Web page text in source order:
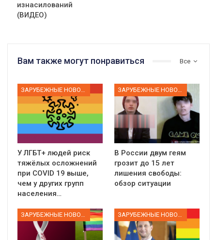
изнасилований
(ВИДЕО)
Все
Вам также могут понравиться
У ЛГБТ+ людей риск
тяжёлых осложнений
при COVID 19 выше,
чем у других групп
населения…
В России двум геям
грозит до 15 лет
лишения свободы:
обзор ситуации
ЗАРУБЕЖНЫЕ НОВОСТИ ЗАРУБЕЖНЫЕ НОВОСТИ